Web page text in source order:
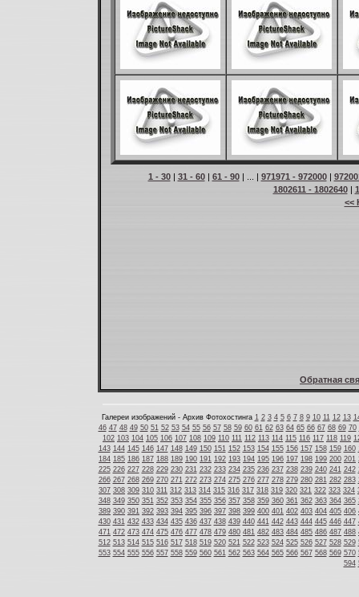
1 - 30| 31 - 60| 61 - 90| ... | 971971 - 972000|
1802611 - 1802640|
<<
Обратная
Галереи изображений - Архив Фотохостинга 1 2 3 4 5 6 7 8 9 10 11 12 13
46 47 48 49 50 51 52 53 54 55 56 57 58 59 60 61 62 63 64 65 66 67 68 69 70
102 103 104 105 106 107 108 109 110 111 112 113 114 115 116 117 118 119
143 144 145 146 147 148 149 150 151 152 153 154 155 156 157 158 159 160
184 185 186 187 188 189 190 191 192 193 194 195 196 197 198 199 200 201
225 226 227 228 229 230 231 232 233 234 235 236 237 238 239 240 241 242
266 267 268 269 270 271 272 273 274 275 276 277 278 279 280 281 282 283
307 308 309 310 311 312 313 314 315 316 317 318 319 320 321 322 323 324
348 349 350 351 352 353 354 355 356 357 358 359 360 361 362 363 364 365
389 390 391 392 393 394 395 396 397 398 399 400 401 402 403 404 405 406
430 431 432 433 434 435 436 437 438 439 440 441 442 443 444 445 446 447
471 472 473 474 475 476 477 478 479 480 481 482 483 484 485 486 487 488
512 513 514 515 516 517 518 519 520 521 522 523 524 525 526 527 528 529
553 554 555 556 557 558 559 560 561 562 563 564 565 566 567 568 569 570
594